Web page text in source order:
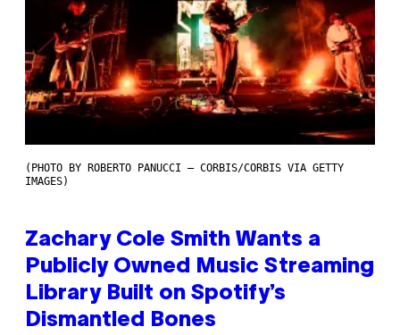
(PHOTO BY ROBERTO PANUCCI – CORBIS/CORBIS VIA GETTY
IMAGES)
Zachary Cole Smith Wants a
Publicly Owned Music Streaming
Library Built on Spotify’s
Dismantled Bones